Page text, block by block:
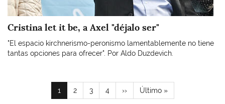
Cristina let it be, a Axel "déjalo ser"
"El espacio kirchnerismo-peronismo lamentablemente no tiene
tantas opciones para ofrecer". Por Aldo Duzdevich.
Paginación
Página
actual
1 Page
2 Page
3 Page
4
Siguiente
página
››
Última
página
Último »